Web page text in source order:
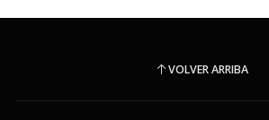
VOLVER ARRIBA